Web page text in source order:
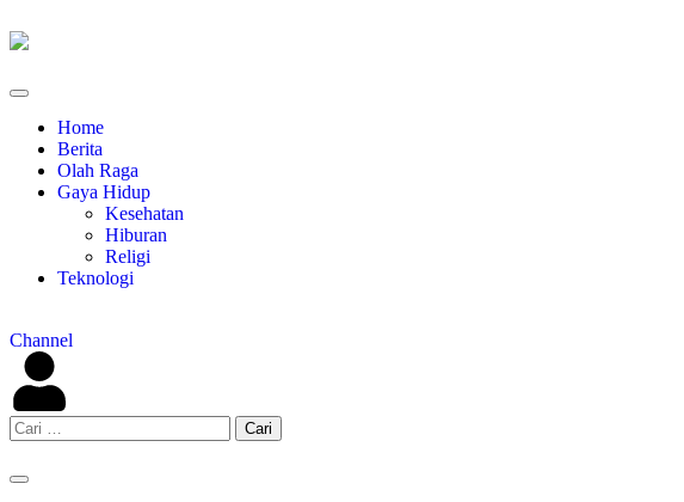
Home
Berita
Olah Raga
Gaya Hidup
Kesehatan
Hiburan
Religi
Teknologi
Channel